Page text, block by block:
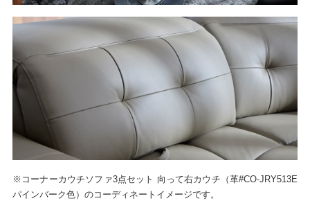
※コーナーカウチソファ3点セット 向って右カウチ（革#CO-JRY513E
パインバーク色）のコーディネートイメージです。